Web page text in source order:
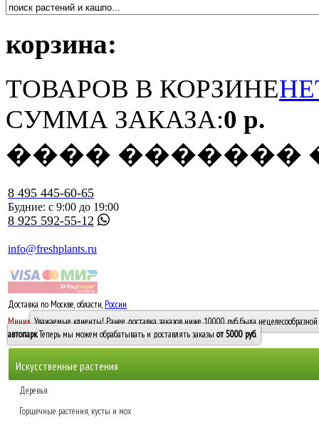
корзина:
ТОВАРОВ В КОРЗИНЕ
СУММА ЗАКАЗА:0 р.
���� �������
8 495 445-60-65
Будние: с 9:00 до 19:00
8 925 592-55-12
info@freshplants.ru
Доставка по Москве, области, России
Минимальный заказ -10 0005000 руб.
Уважаемые клиенты! Ранее доставка заказов ниже 10000 руб. была
автопарк. Теперь мы можем обрабатывать и доставлять заказы от 5000 руб.
Искусственные растения
Деревья
Бамбуки
Горшечные растения, кусты и мох